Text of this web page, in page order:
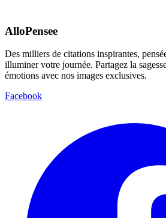
AlloPensee
Des milliers de citations inspirantes,
illuminer votre journée. Partagez la
émotions avec nos images exclusives.
Facebook